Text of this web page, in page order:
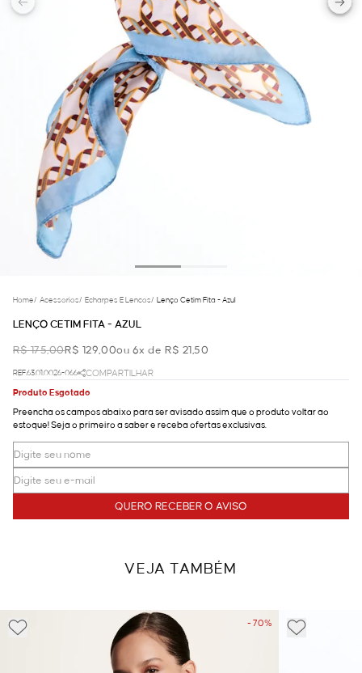
Home/ Acessorios/ Echarpes E Lencos/ Lenço Cetim Fita - Azul
LENÇO CETIM FITA - AZUL
R$ 175,00R$ 129,00ou 6x de R$ 21,50
REF.63.01.0026-066
COMPARTILHAR
Produto Esgotado
Preencha os campos abaixo para ser avisado assim que o produto voltar ao
estoque! Seja o primeiro a saber e receba ofertas exclusivas.
QUERO RECEBER O AVISO
VEJA TAMBÉM
- 70%